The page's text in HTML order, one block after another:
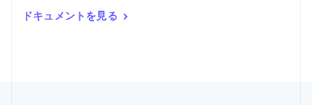
ドキュメントを見る
ルーマニア
English